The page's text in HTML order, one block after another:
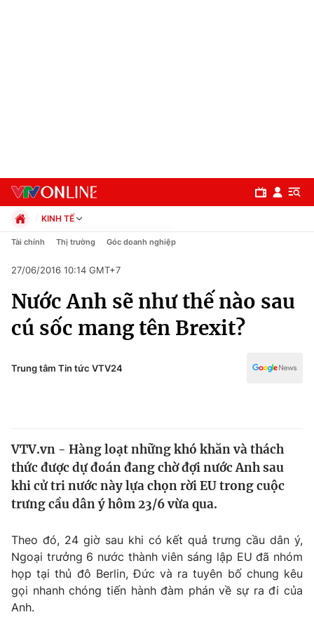
Chuyên mục
Chính trị
Thế giới
Tin tức
Thế giới đó đây
Câu chuyện quốc tế
Tài chính
Thị trường
Góc doanh nghiệp
Dữ liệu và đời sống
Truyền hình
KINH TẾ
Chính trị
Pháp luật
Kinh tế
Thể thao
Truyền hình
Y tế
Tài chính Thị trường Góc doanh nghiệp
27/06/2016 10:14 GMT+7
Nước Anh sẽ như thế nào sau
cú sốc mang tên Brexit?
Trung tâm Tin tức VTV24
VTV.vn - Hàng loạt những khó khăn và thách
thức được dự đoán đang chờ đợi nước Anh sau
khi cử tri nước này lựa chọn rời EU trong cuộc
trưng cầu dân ý hôm 23/6 vừa qua.
Theo đó, 24 giờ sau khi có kết quả trưng cầu dân ý,
Ngoại trưởng 6 nước thành viên sáng lập EU đã nhóm
họp tại thủ đô Berlin, Đức và ra tuyên bố chung kêu
gọi nhanh chóng tiến hành đàm phán về sự ra đi của
Anh.